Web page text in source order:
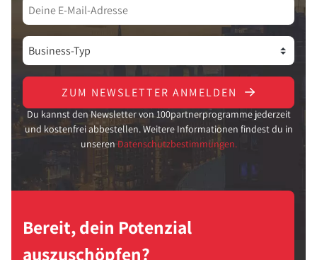
ZUM NEWSLETTER ANMELDEN
Du kannst den Newsletter von 100partnerprogramme jederzeit
und kostenfrei abbestellen. Weitere Informationen findest du in
unseren Datenschutzbestimmungen.
Bereit, dein Potenzial
auszuschöpfen?